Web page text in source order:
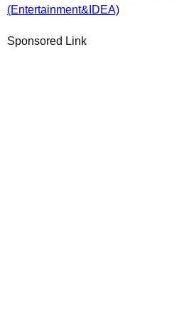
(Entertainment&IDEA)
Sponsored Link